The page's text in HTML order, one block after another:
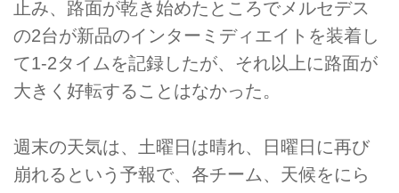
止み、路面が乾き始めたところでメルセデス
の2台が新品のインターミディエイトを装着し
て1-2タイムを記録したが、それ以上に路面が
大きく好転することはなかった。
週末の天気は、土曜日は晴れ、日曜日に再び
崩れるという予報で、各チーム、天候をにら